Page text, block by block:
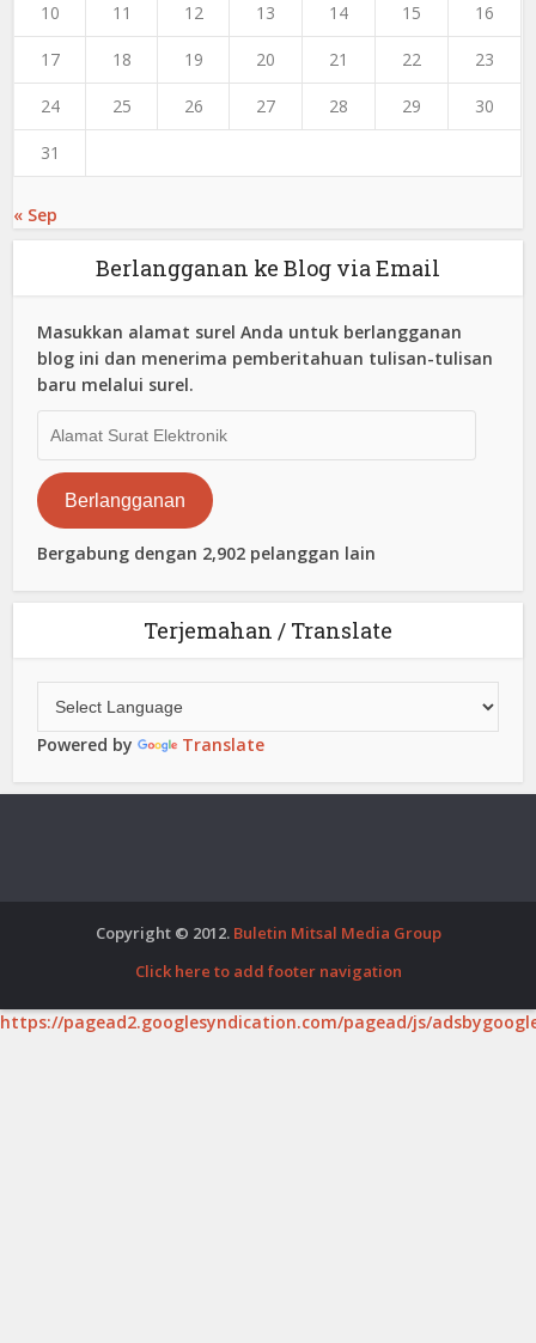
10 11 12 13 14 15 16
17 18 19 20 21 22 23
24 25 26 27 28 29 30
31
« Sep
Berlangganan ke Blog via Email
Masukkan alamat surel Anda untuk berlangganan
blog ini dan menerima pemberitahuan tulisan-tulisan
baru melalui surel.
Surat
Elektronik
Berlangganan
Bergabung dengan 2,902 pelanggan lain
Terjemahan / Translate
Powered by Translate
Copyright © 2012. Buletin Mitsal Media Group
Click here to add footer navigation
https://pagead2.googlesyndication.com/pagead/js/